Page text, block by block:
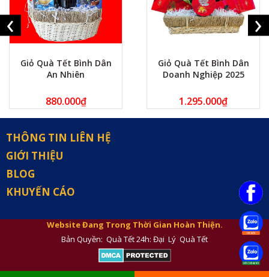
Giỏ Quà Tết Bình Dân
An Nhiên
880.000₫
Giỏ Quà Tết Bình Dân
Doanh Nghiệp 2025
1.295.000₫
‹ ›
THÔNG TIN LIÊN HỆ
GIỚI THIỆU
BLOG
KHUYẾN CÁO
Website Đang Trong Thời Gian Hoàn Thiện.
Bản Quyền: Quà Tết 24h: Đại Lý Quà Tết